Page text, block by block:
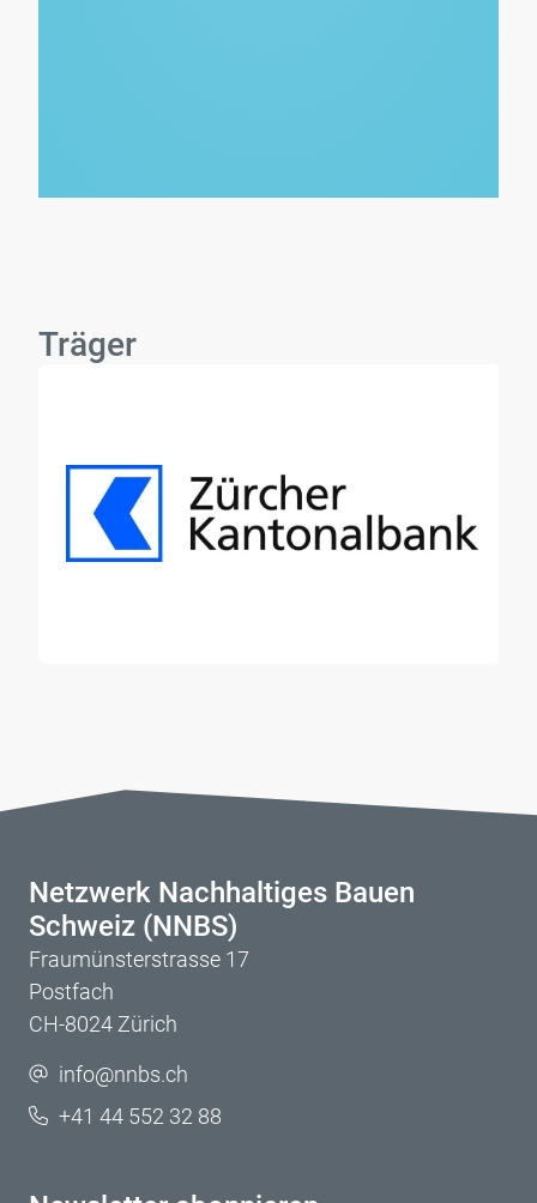
Träger
Netzwerk Nachhaltiges Bauen
Schweiz (NNBS)
Fraumünsterstrasse 17
Postfach
CH-8024 Zürich
info@nnbs.ch
+41 44 552 32 88